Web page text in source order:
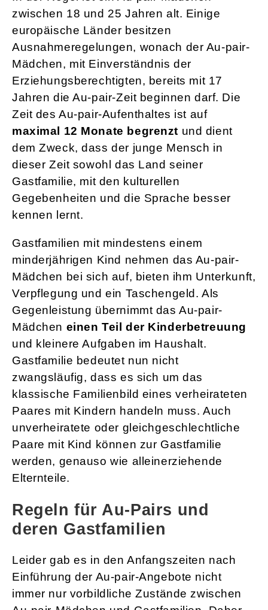
zwischen 18 und 25 Jahren alt. Einige
europäische Länder besitzen
Ausnahmeregelungen, wonach der Au-pair-
Mädchen, mit Einverständnis der
Erziehungsberechtigten, bereits mit 17
Jahren die Au-pair-Zeit beginnen darf. Die
Zeit des Au-pair-Aufenthaltes ist auf
maximal 12 Monate begrenzt und dient
dem Zweck, dass der junge Mensch in
dieser Zeit sowohl das Land seiner
Gastfamilie, mit den kulturellen
Gegebenheiten und die Sprache besser
kennen lernt.
Gastfamilien mit mindestens einem
minderjährigen Kind nehmen das Au-pair-
Mädchen bei sich auf, bieten ihm Unterkunft,
Verpflegung und ein Taschengeld. Als
Gegenleistung übernimmt das Au-pair-
Mädchen einen Teil der Kinderbetreuung
und kleinere Aufgaben im Haushalt.
Gastfamilie bedeutet nun nicht
zwangsläufig, dass es sich um das
klassische Familienbild eines verheirateten
Paares mit Kindern handeln muss. Auch
unverheiratete oder gleichgeschlechtliche
Paare mit Kind können zur Gastfamilie
werden, genauso wie alleinerziehende
Elternteile.
Regeln für Au-Pairs und
deren Gastfamilien
Leider gab es in den Anfangszeiten nach
Einführung der Au-pair-Angebote nicht
immer nur vorbildliche Zustände zwischen